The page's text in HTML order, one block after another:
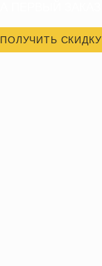
ПОЛУЧИТЬ СКИДКУ